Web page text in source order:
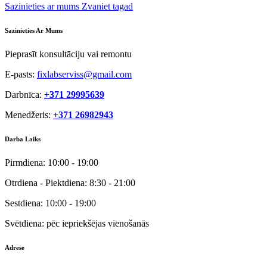
Sazinieties ar mums Zvaniet tagad
Sazinieties Ar Mums
Pieprasīt konsultāciju vai remontu
E-pasts: fixlabserviss@gmail.com
Darbnīca: +371 29995639
Menedžeris: +371 26982943
Darba Laiks
Pirmdiena: 10:00 - 19:00
Otrdiena - Piektdiena: 8:30 - 21:00
Sestdiena: 10:00 - 19:00
Svētdiena: pēc iepriekšējas vienošanās
Adrese